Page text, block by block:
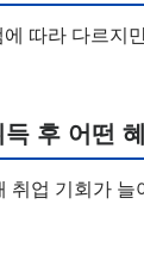
따라 다르지
후 어떤
취업 기회가 늘